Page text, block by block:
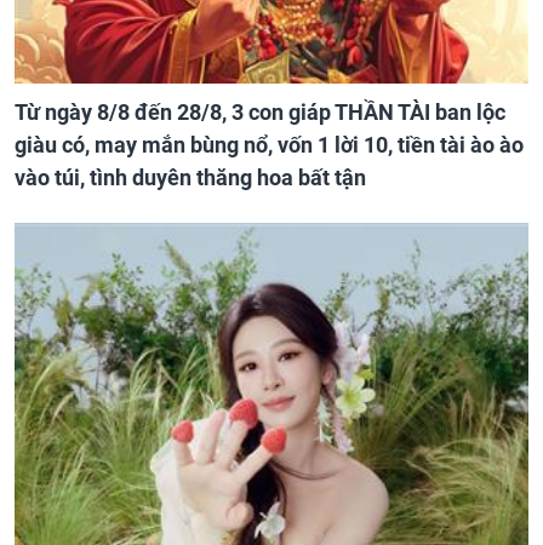
Từ ngày 8/8 đến 28/8, 3 con giáp THẦN TÀI ban lộc
giàu có, may mắn bùng nổ, vốn 1 lời 10, tiền tài ào ào
vào túi, tình duyên thăng hoa bất tận